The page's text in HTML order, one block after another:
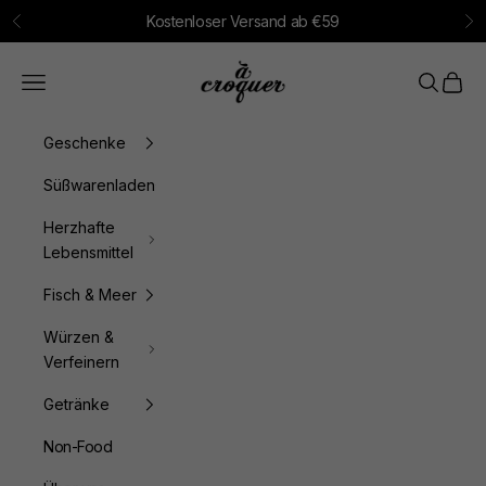
Zum Inhalt springen
Zurück Kostenloser Versand ab €59
à croquer
Menü Suchen
Geschenke
Süßwarenladen
Herzhafte
Lebensmittel
Fisch & Meer
Würzen &
Verfeinern
Getränke
Non-Food